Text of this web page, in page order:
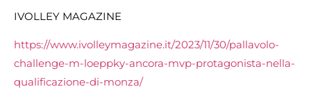
IVOLLEY MAGAZINE
https://www.ivolleymagazine.it/2023/11/30/pallavolo-
challenge-m-loeppky-ancora-mvp-protagonista-nella-
qualificazione-di-monza/